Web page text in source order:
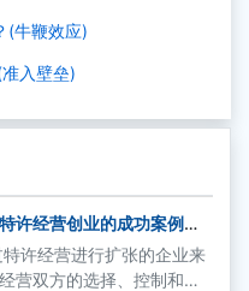
(牛鞭效应)
入壁垒)
许经营创业的成功案例介
营双方的选择、控制和标